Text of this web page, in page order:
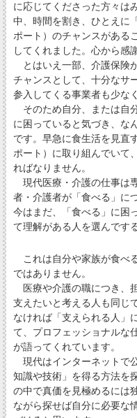
に応じてくださった方々は
中、時間を割き、ひとえに
ポート）のチャンスがある
してくれました。心から感
とはいえ一部、介護保険
チャンスとして、十分なサ
参入してくる事業者も少な
そのため自分、または自
に困っていると気づき、な
です。早急に食生活を見直
ポート）に取り組んでいて
ればなりません。
現代医療・介護の仕事は
者・介護者が「食べる」に
今はまだ、「食べる」に困
て理解がある人を選んです
これは自分や家族が食べ
ではありません。
医療や介護の職につき、
支えたいと考える人も同じ
なければ「支えられる人」
て、プロフェッショナルな
が語ってくれています。
現代はインターネットで
知識や技術」を得る方法を
の中で真価を見極めるには
ながら探せば自分に必要な